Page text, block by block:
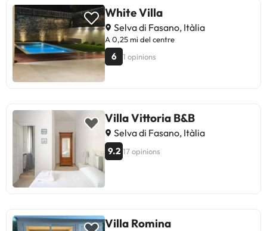
White Villa
Selva di Fasano, Itàlia
A 0,25 mi del centre
6 1 opinions
Villa Vittoria B&B
Selva di Fasano, Itàlia
9.2 17 opinions
Villa Romina